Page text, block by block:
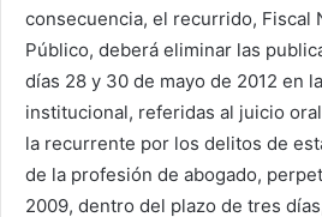
consecuencia, el recurrido, Fiscal
Público, deberá eliminar las
días 28 y 30 de mayo de 2012 en
institucional, referidas al juicio
la recurrente por los delitos de
de la profesión de abogado,
2009, dentro del plazo de tres